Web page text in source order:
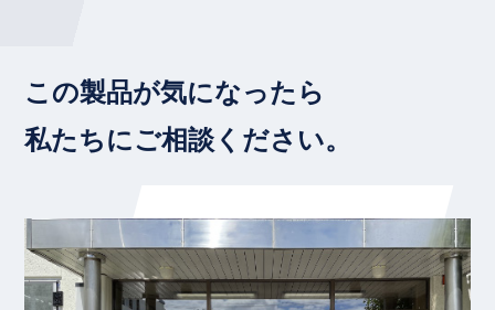
この製品が気になったら
私たちにご相談ください。